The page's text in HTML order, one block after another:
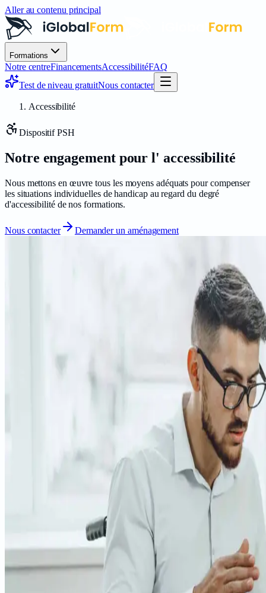
Aller au contenu principal
Formations
Notre centreFinancementsAccessibilitéFAQ
Test de niveau gratuitNous contacter
Accessibilité
Dispositif PSH
Notre engagement pour l' accessibilité
Nous mettons en œuvre tous les moyens adéquats pour compenser
les situations individuelles de handicap au regard du degré
d'accessibilité de nos formations.
Nous contacter Demander un aménagement